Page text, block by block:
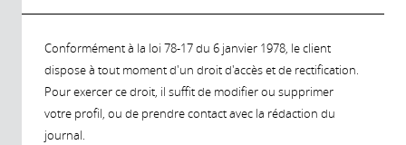
Conformément à la loi 78-17 du 6 janvier 1978, le client
dispose à tout moment d'un droit d'accès et de rectification.
Pour exercer ce droit, il suffit de modifier ou supprimer
votre profil, ou de prendre contact avec la rédaction du
journal.